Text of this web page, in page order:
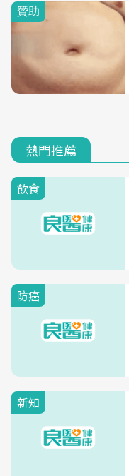
熱門推薦
飲食
防癌
新知